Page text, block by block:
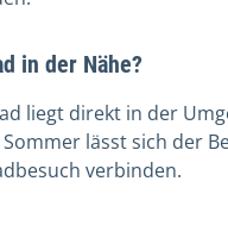
in der Nähe?
liegt direkt in der
lässt sich der
verbinden.